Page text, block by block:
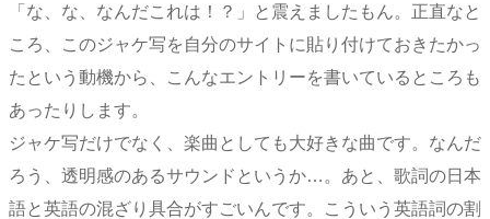
「な、な、なんだこれは！？」と震えましたもん。正直なと
ころ、このジャケ写を自分のサイトに貼り付けておきたかっ
たという動機から、こんなエントリーを書いているところも
あったりします。
ジャケ写だけでなく、楽曲としても大好きな曲です。なんだ
ろう、透明感のあるサウンドというか…。あと、歌詞の日本
語と英語の混ざり具合がすごいんです。こういう英語詞の割